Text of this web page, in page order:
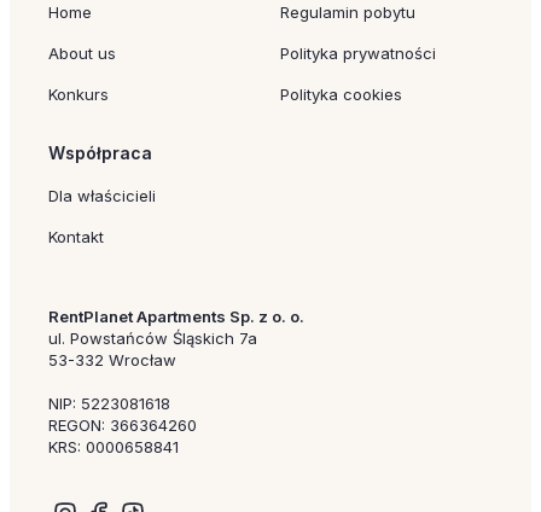
Home
About us
Konkurs
Regulamin pobytu
Polityka prywatności
Polityka cookies
Współpraca
Dla właścicieli
Kontakt
RentPlanet Apartments Sp. z o. o.
ul. Powstańców Śląskich 7a
53-332 Wrocław
NIP: 5223081618
REGON: 366364260
KRS: 0000658841